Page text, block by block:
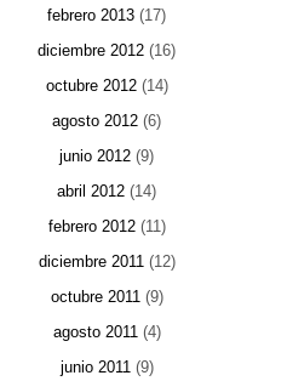
febrero 2013 (17)
diciembre 2012 (16)
octubre 2012(14)
agosto 2012 (6)
junio 2012 (9)
abril 2012 (14)
febrero 2012(11)
diciembre 2011(12)
octubre 2011(9)
agosto 2011(4)
junio 2011(9)